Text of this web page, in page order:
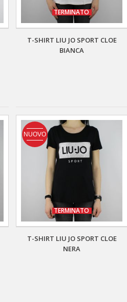
TERMINATO
T-SHIRT LIU JO SPORT CLOE
BIANCA
TERMINATO
NUOVO
T-SHIRT LIU JO SPORT CLOE
NERA